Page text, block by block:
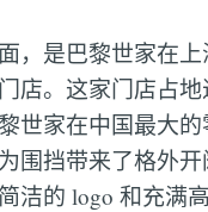
，是巴黎世家在
店。这家门店占
世家在中国最大
围挡带来了格外开
洁的 logo 和充满